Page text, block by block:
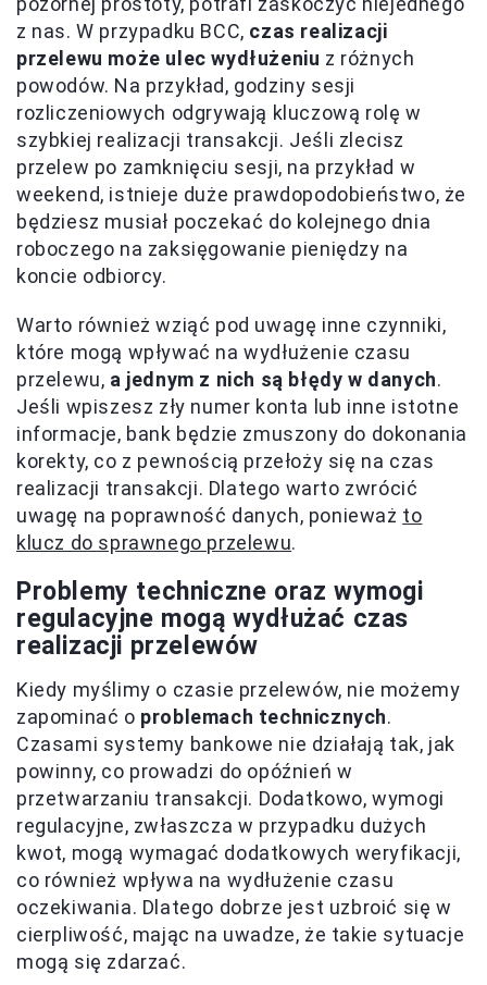
z nas. W przypadku BCC, czas realizacji
przelewu może ulec wydłużeniu z różnych
powodów. Na przykład, godziny sesji
rozliczeniowych odgrywają kluczową rolę w
szybkiej realizacji transakcji. Jeśli zlecisz
przelew po zamknięciu sesji, na przykład w
weekend, istnieje duże prawdopodobieństwo, że
będziesz musiał poczekać do kolejnego dnia
roboczego na zaksięgowanie pieniędzy na
koncie odbiorcy.
Warto również wziąć pod uwagę inne czynniki,
które mogą wpływać na wydłużenie czasu
przelewu, a jednym z nich są błędy w danych.
Jeśli wpiszesz zły numer konta lub inne istotne
informacje, bank będzie zmuszony do dokonania
korekty, co z pewnością przełoży się na czas
realizacji transakcji. Dlatego warto zwrócić
uwagę na poprawność danych, ponieważ to
klucz do sprawnego przelewu.
Problemy techniczne oraz wymogi
regulacyjne mogą wydłużać czas
realizacji przelewów
Kiedy myślimy o czasie przelewów, nie możemy
zapominać o problemach technicznych.
Czasami systemy bankowe nie działają tak, jak
powinny, co prowadzi do opóźnień w
przetwarzaniu transakcji. Dodatkowo, wymogi
regulacyjne, zwłaszcza w przypadku dużych
kwot, mogą wymagać dodatkowych weryfikacji,
co również wpływa na wydłużenie czasu
oczekiwania. Dlatego dobrze jest uzbroić się w
cierpliwość, mając na uwadze, że takie sytuacje
mogą się zdarzać.